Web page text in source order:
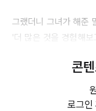
그랬더니 그녀가 해준
'더 많은 것을 경험해
더라고요. 이제는 취
경우도 있으니, 괜찮
편이고, 한 곳에만 머
콘
로그인